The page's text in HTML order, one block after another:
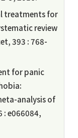
treatments for
review
393 : 768-
for panic
analysis of
e066084,